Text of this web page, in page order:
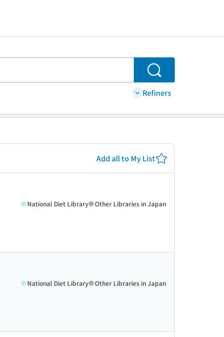
Search
Refiners
Add all to My List
National Diet Library Other Libraries in Japan
National Diet Library Other Libraries in Japan